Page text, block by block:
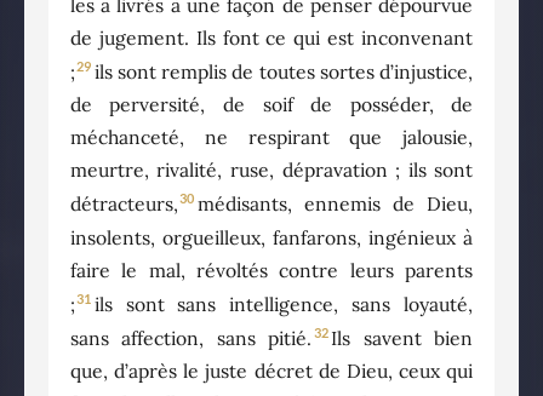
les a livrés à une façon de penser dépourvue
de jugement. Ils font ce qui est inconvenant
;29 ils sont remplis de toutes sortes d’injustice,
de perversité, de soif de posséder, de
méchanceté, ne respirant que jalousie,
meurtre, rivalité, ruse, dépravation ; ils sont
détracteurs,30 médisants, ennemis de Dieu,
insolents, orgueilleux, fanfarons, ingénieux à
faire le mal, révoltés contre leurs parents
; 31 ils sont sans intelligence, sans loyauté,
sans affection, sans pitié. 32 Ils savent bien
que, d’après le juste décret de Dieu, ceux qui